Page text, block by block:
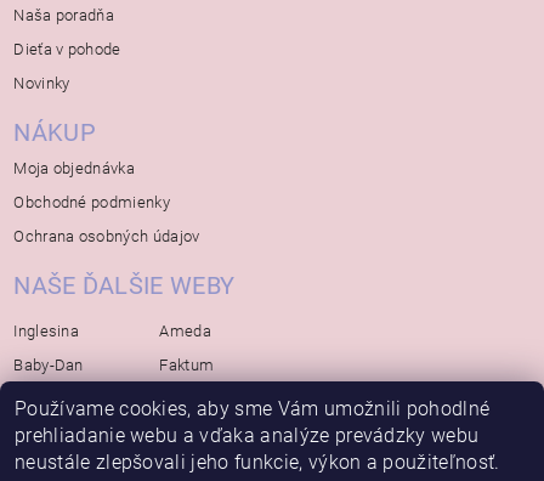
Naša poradňa
Dieťa v pohode
Novinky
NÁKUP
Moja objednávka
Obchodné podmienky
Ochrana osobných údajov
NAŠE ĎALŠIE WEBY
Inglesina
Baby-Dan
Rialto
Bébé-Jou
Avova
Ameda
Faktum
Koelstra
Bambino-Mio
Používame cookies, aby sme Vám umožnili pohodlné
prehliadanie webu a vďaka analýze prevádzky webu
neustále zlepšovali jeho funkcie, výkon a použiteľnosť.